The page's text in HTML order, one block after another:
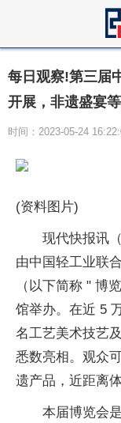
每日观察!第三届
开展，非遗盛宴
时间：2023-05-24
(资料图片)
现代快报讯
由中国轻工业联
（以下简称 " 博
馆举办。在近 5
名工艺美术技艺
悉数亮相。观众
遗产品，近距离
本届博览会